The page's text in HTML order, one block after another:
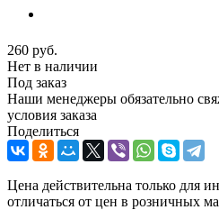
260 руб.
Нет в наличии
Под заказ
Наши менеджеры обязательно
условия заказа
Поделиться
Цена действительна только для
отличаться от цен в розничных